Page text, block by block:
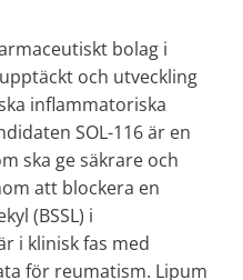
bolag i
och utveckling
inflammatoriska
SOL-116 är en
ska ge säkrare och
att blockera en
(BSSL) i
i klinisk fas med
för reumatism. Lipum